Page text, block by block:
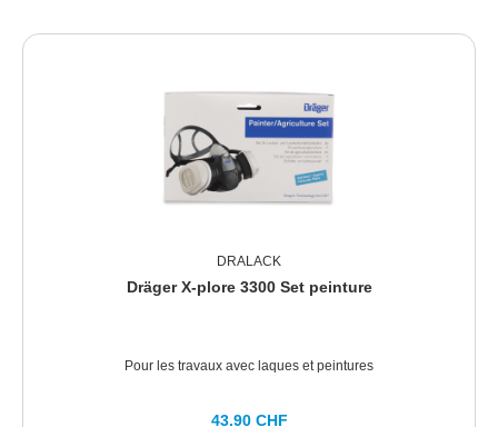
DRALACK
Dräger X-plore 3300 Set peinture
Pour les travaux avec laques et peintures
43.90 CHF